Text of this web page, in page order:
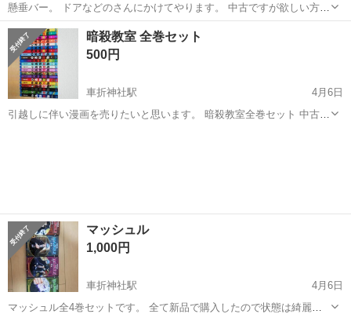
懸垂バー。 ドアなどのさんにかけてやります。 中古ですが欲しい方い
ましたら。
京都 京都市 車折神社駅 本/CD/DVD
暗殺教室 全巻セット
500円
車折神社駅
4月6日
引越しに伴い漫画を売りたいと思います。 暗殺教室全巻セット 中古の
マッシュル
1,000円
車折神社駅
4月6日
マッシュル全4巻セットです。 全て新品で購入したので状態は綺麗で